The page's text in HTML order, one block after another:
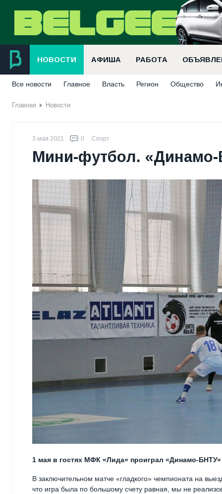
НОВОСТИ АФИША РАБОТА
Все новости Главное Власть Регион Общество
Главная Новости
3 мая 2021 0 Спорт
Мини-футбол.
1 мая в гостях МФК «Лида» проиграл «Динамо-
В заключительном матче «гладкого» чемпионата на
что игра была по большому счету равная, мы не